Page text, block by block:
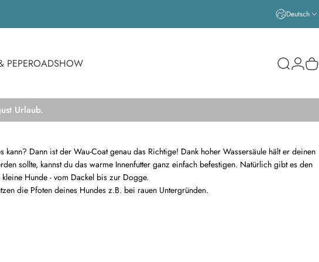
Deutsch
PEPEROADSHOW Suche
Login
Urlaub.
kann? Dann ist der Wau-Coat genau das Richtige! Dank hoher Wassersäule hält er deinen
sollte, kannst du das warme Innenfutter ganz einfach befestigen. Natürlich gibt es den
Hunde - vom Dackel bis zur Dogge.
die Pfoten deines Hundes z.B. bei rauen Untergründen.